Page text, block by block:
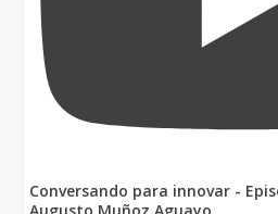
Conversando para innovar -